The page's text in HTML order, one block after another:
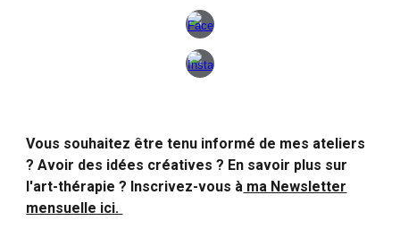
Vous souhaitez être tenu informé de mes ateliers
? Avoir des idées créatives ? En savoir plus sur
l'art-thérapie ? Inscrivez-vous à ma Newsletter
mensuelle ici.